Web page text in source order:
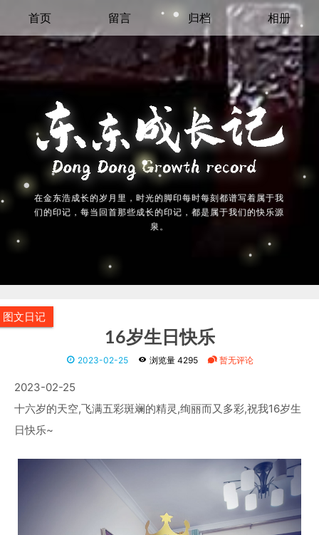
首页 留言 归档 相册
在金东浩成长的岁月里，时光的脚印每时每刻都谱写着属于我
们的印记，每当回首那些成长的印记，都是属于我们的快乐源
泉。
图文日记
16岁生日快乐
2023-02-25 浏览量 4295 暂无评论
2023-02-25
十六岁的天空,飞满五彩斑斓的精灵,绚丽而又多彩,祝我16岁生
日快乐~